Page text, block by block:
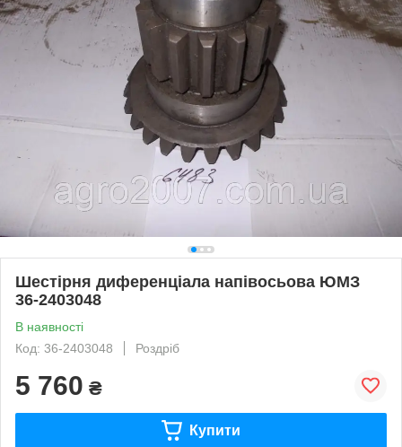
Шестірня диференціала напівосьова ЮМЗ
36-2403048
В наявності
Код: 36-2403048
Роздріб
5 760 ₴
Купити